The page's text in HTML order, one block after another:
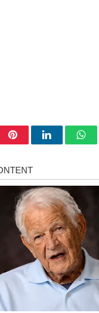
PinterestLinkedIn